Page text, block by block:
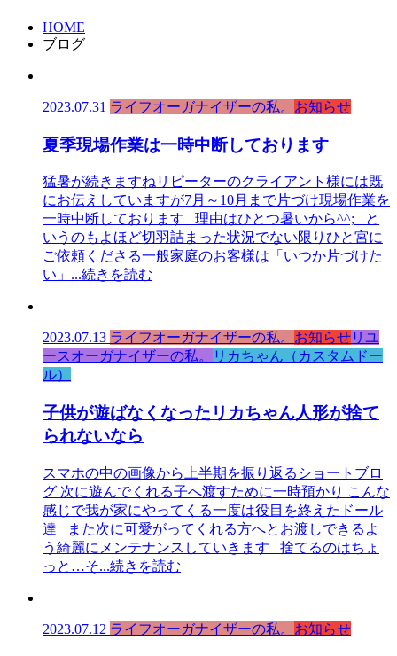
HOME
ブログ
2023.07.31 ライフオーガナイザーの私。 お知らせ
夏季現場作業は一時中断しております
猛暑が続きますねリピーターのクライアント様には既
にお伝えしていますが7月～10月まで片づけ現場作業を
一時中断しております 理由はひとつ暑いから^^; と
いうのもよほど切羽詰まった状況でない限りひと宮に
ご依頼くださる一般家庭のお客様は「いつか片づけた
い」 ...続きを読む
2023.07.13 ライフオーガナイザーの私。 お知らせリユ
ースオーガナイザーの私。
リカちゃん（カスタムドー
ル）
子供が遊ばなくなったリカちゃん人形が捨て
られないなら
スマホの中の画像から上半期を振り返るショートブロ
グ 次に遊んでくれる子へ渡すために一時預かり こんな
感じで我が家にやってくる一度は役目を終えたドール
達 また次に可愛がってくれる方へとお渡しできるよ
う綺麗にメンテナンスしていきます 捨てるのはちょ
っと…そ...続きを読む
2023.07.12 ライフオーガナイザーの私。 お知らせ